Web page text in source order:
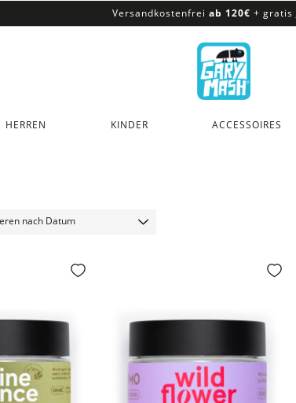
Versandkostenfrei ab 120€ + gratis
Versandkostenfreiab 120€
HERREN KINDER ACCESSOIRES